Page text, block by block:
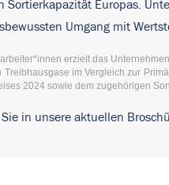
Sortierkapazität Europas.
Umgang mit
erzielt das
Treibhausgase im Vergleich zur
2024 sowie dem zugehörigen
in unsere aktuellen